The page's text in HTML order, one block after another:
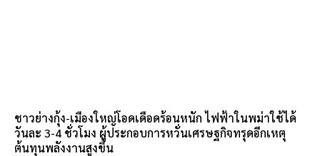
ชาวย่างกุ้ง-เมืองใหญ่โอดเดือดร้อนหนัก ไฟฟ้าในพม่าใช้ได้
วันละ 3-4 ชั่วโมง ผู้ประกอบการหวั่นเศรษฐกิจทรุดอีกเหตุ
ต้นทุนพลังงานสูงขึ้น